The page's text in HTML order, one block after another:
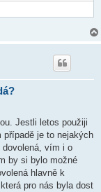
Jestli letos použiji
je to nejakých
dovolená, vím i o
by si bylo možné
hlavně k
pro nás byla dost